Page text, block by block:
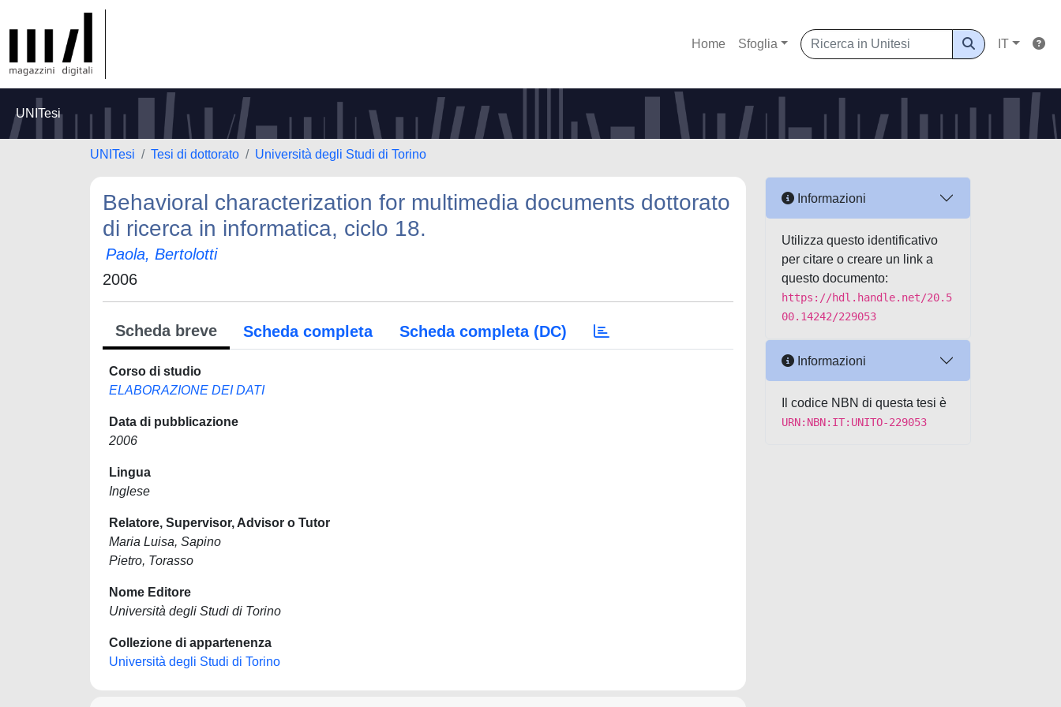
Home Sfoglia IT
UNITesi
UNITesi Tesi di dottorato Università degli Studi di Torino
Behavioral characterization for multimedia documents dottorato
di ricerca in informatica, ciclo 18.
Paola, Bertolotti
2006
Scheda breve Scheda completa Scheda completa (DC)
Corso di studio
ELABORAZIONE DEI DATI
Data di pubblicazione
2006
Lingua
Inglese
Relatore, Supervisor, Advisor o Tutor
Maria Luisa, Sapino
Pietro, Torasso
Nome Editore
Università degli Studi di Torino
Collezione di appartenenza
Università degli Studi di Torino
Informazioni
Utilizza questo identificativo
per citare o creare un link a
questo documento:
https://hdl.handle.net/20.5
00.14242/229053
Informazioni
Il codice NBN di questa tesi è
URN:NBN:IT:UNITO-229053